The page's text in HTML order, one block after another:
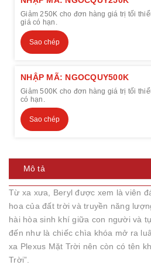
Giảm 250K cho đơn hàng giá trị tối
giá có hạn.
Sao chép
NHẬP MÃ: NGOCQUY500K
Giảm 500K cho đơn hàng giá trị tối
có hạn.
Sao chép
Mô tả
Từ xa xưa, Beryl được xem là viên
hoa của đất trời và truyền năng
hài hòa sinh khí giữa con người và
đến như là chiếc chìa khóa mở ra
xa Plexus Mặt Trời nên còn có tên
Trời”.